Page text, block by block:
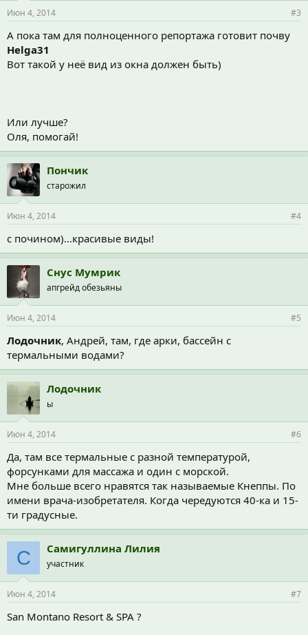
Июн 4, 2014 #3
А пока там для полноценного репортажа готовит почву
Helga31
Вот такой у неё вид из окна должен быть)
Или лучше?
Оля, помогай!
Пончик
старожил
Июн 4, 2014 #4
с почином)...красивые виды!
Снус Мумрик
апгрейд обезьяны
Июн 4, 2014 #5
Лодочник, Андрей, там, где арки, бассейн с
термальными водами?
Лодочник
ы
Июн 4, 2014 #6
Да, там все термальные с разной температурой,
форсунками для массажа и один с морской.
Мне больше всего нравятся так называемые Кнеппы. По
имени врача-изобретателя. Когда чередуются 40-ка и 15-
ти градусные.
С Самигуллина Лилия
участник
Июн 4, 2014 #7
San Montano Resort & SPA ?